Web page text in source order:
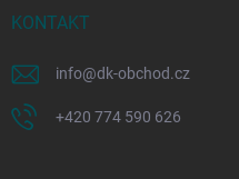
KONTAKT
info@dk-obchod.cz
+420 774 590 626